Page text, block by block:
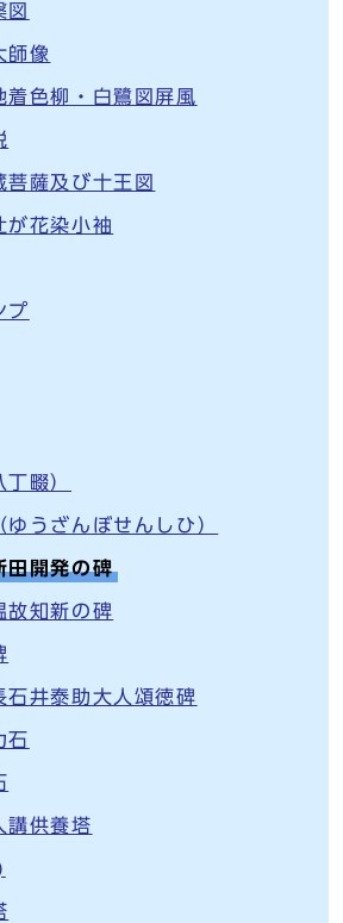
図
師像
着色柳・白鷺図屏風
薩及び十王図
が花染小袖
プ
畷）
うざんぼせんしひ）
田開発の碑
故知新の碑
石井泰助大人頌徳碑
石
講供養塔